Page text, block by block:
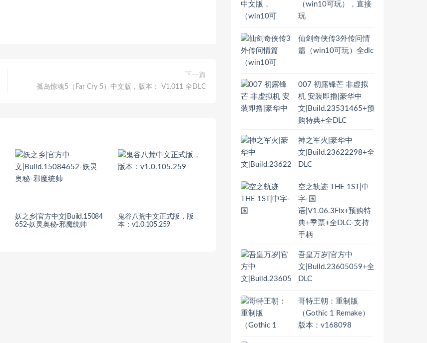
下一篇
孤岛惊魂5（Far Cry 5）中文版，版本： V1.011 全DLC
妖之乡|官方中文|Build.15084
652-妖灵奥秘-邪魔统帅
鬼谷八荒中文正式版，版
本：v1.0.105.259
（win10可玩），直接
玩
仙剑奇侠传3外传问情
篇（win10可玩）全dlc
007 初露锋芒 非虚拟
机 安装即撸|豪华中
文|Build.23531465+预
购特典+全DLC
神之军火|豪华中
文|Build.23622298+全
DLC
空之轨迹 THE 1ST|中
字-国
语|V1.06.3Fix+预购特
典+季票+全DLC-支持
手柄
吾皇万岁|官方中
文|Build.23605059+全
DLC
哥特王朝：重制版
（Gothic 1 Remake）
版本：v168098